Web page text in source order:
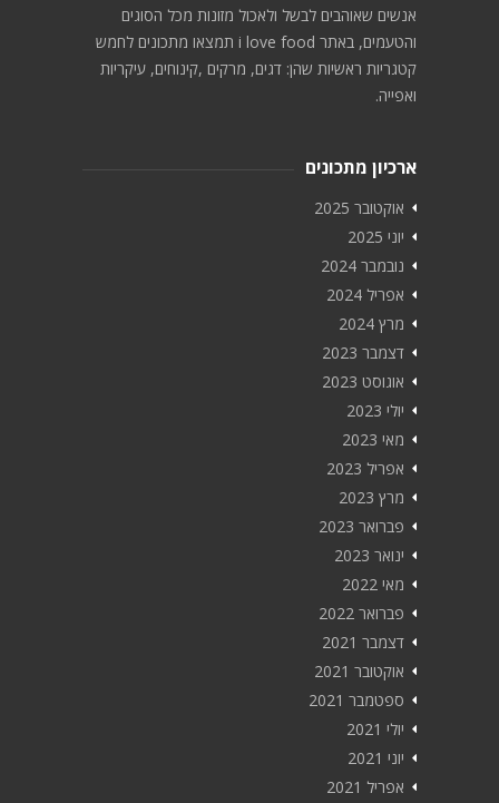
אנשים שאוהבים לבשל ולאכול מזונות מכל הסוגים
והטעמים, באתר i love food תמצאו מתכונים לחמש
קטגריות ראשיות שהן: דגים, מרקים ,קינוחים, עיקריות
ואפייה.
ארכיון מתכונים
אוקטובר 2025
יוני 2025
נובמבר 2024
אפריל 2024
מרץ 2024
דצמבר 2023
אוגוסט 2023
יולי 2023
מאי 2023
אפריל 2023
מרץ 2023
פברואר 2023
ינואר 2023
מאי 2022
פברואר 2022
דצמבר 2021
אוקטובר 2021
ספטמבר 2021
יולי 2021
יוני 2021
אפריל 2021